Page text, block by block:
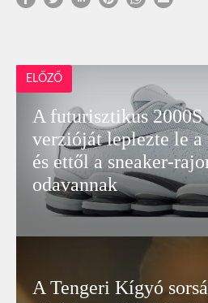
ELŐZŐ
A futurisztikus 2000S
verzióját leplezte le a
és ettől a sneaker-
odavannak
A Tengeri Kígyó